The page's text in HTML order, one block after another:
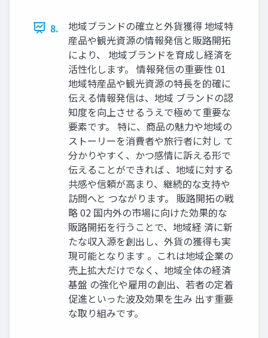
8.
地域ブランドの確立と外貨獲得 地域特
産品や観光資源の情報発信と販路開拓
により、 地域ブランドを育成し経済を
活性化します。 情報発信の重要性 01
地域特産品や観光資源の特長を的確に
伝える情報発信は、地域 ブランドの認
知度を向上させるうえで極めて重要な
要素です。 特に、商品の魅力や地域の
ストーリーを消費者や旅行者に対し て
分かりやすく、かつ感情に訴える形で
伝えることができれば 、地域に対する
共感や信頼が高まり、継続的な支持や
訪問へと つながります。 販路開拓の戦
略 02 国内外の市場に向けた効果的な
販路開拓を行うことで、地域経 済に新
たな収入源を創出し、外貨の獲得も実
現可能となります 。これは地域企業の
売上拡大だけでなく、地域全体の経済
基盤 の強化や雇用の創出、若者の定着
促進といった波及効果を生み 出す重要
な取り組みです。